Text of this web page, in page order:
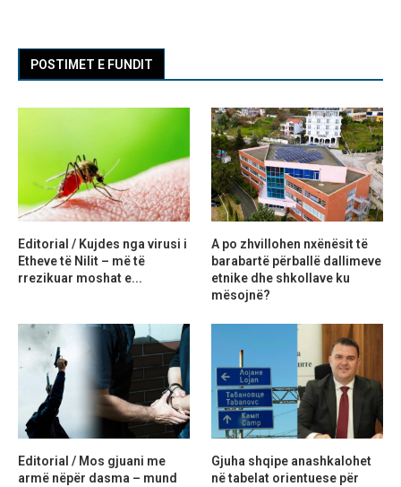
POSTIMET E FUNDIT
Editorial / Kujdes nga virusi i
Etheve të Nilit – më të
rrezikuar moshat e...
A po zhvillohen nxënësit të
barabartë përballë dallimeve
etnike dhe shkollave ku
mësojnë?
Editorial / Mos gjuani me
armë nëpër dasma – mund
Gjuha shqipe anashkalohet
në tabelat orientuese për